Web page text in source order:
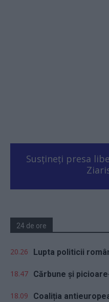
Susțineți presa
24 de ore
20.26 Lupta politicii
18.47 Cărbune și
18.09
Coaliția